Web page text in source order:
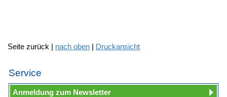
Seite zurück | nach oben | Druckansicht
Service
Anmeldung zum Newsletter